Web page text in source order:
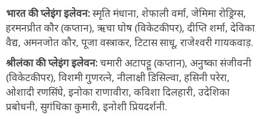
भारत की प्लेइंग इलेवन:स्मृति मंधाना, शेफाली वर्मा, जेमिमा रोड्रिग्स,
हरमनप्रीत कौर (कप्तान), ऋचा घोष (विकेटकीपर), दीप्ति शर्मा, देविका
वैद्य, अमनजोत कौर, पूजा वस्त्राकर, टिटास साधू, राजेश्वरी गायकवाड़.
श्रीलंका की प्लेइंग इलेवन:चमारी अटापट्टू (कप्तान), अनुष्का संजीवनी
(विकेटकीपर), विशमी गुणरत्ने, नीलाक्षी डिसिल्वा, हसिनी परेरा,
ओशादी रणसिंघे, इनोका राणावीरा, कविशा दिलहारी, उदेशिका
प्रबोधनी, सुगंधिका कुमारी, इनोशी प्रियदर्शनी.